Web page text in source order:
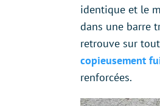
identique et le
dans une barre
retrouve sur
copieusement
renforcées.